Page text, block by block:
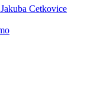
Cetkovice